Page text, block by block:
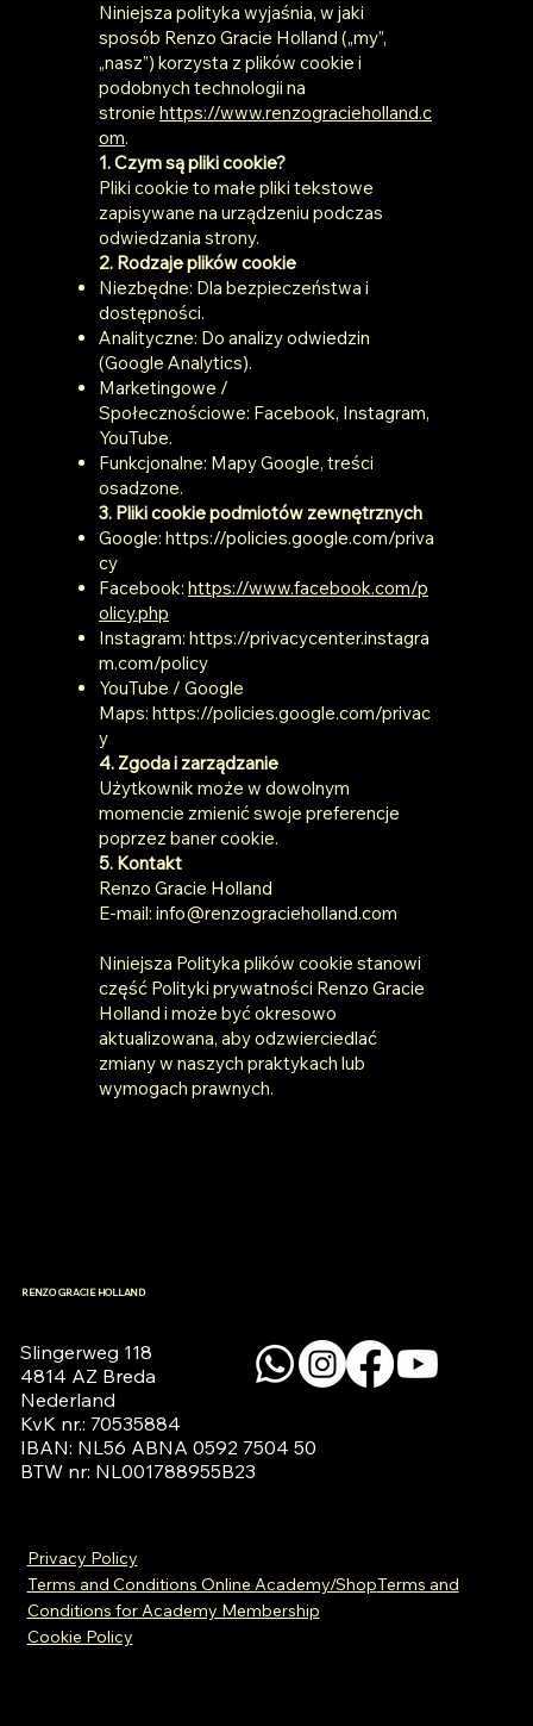
Niniejsza polityka wyjaśnia, w jaki
sposób Renzo Gracie Holland („my”,
„nasz”) korzysta z plików cookie i
podobnych technologii na
stronie https://www.renzogracieholland.c
om.
1. Czym są pliki cookie?
Pliki cookie to małe pliki tekstowe
zapisywane na urządzeniu podczas
odwiedzania strony.
2. Rodzaje plików cookie
Niezbędne: Dla bezpieczeństwa i
dostępności.
Analityczne: Do analizy odwiedzin
(Google Analytics).
Marketingowe /
Społecznościowe: Facebook, Instagram,
YouTube.
Funkcjonalne: Mapy Google, treści
osadzone.
3. Pliki cookie podmiotów zewnętrznych
Google: https://policies.google.com/priva
cy
Facebook: https://www.facebook.com/p
olicy.php
Instagram: https://privacycenter.instagra
m.com/policy
YouTube / Google
Maps: https://policies.google.com/privac
y
4. Zgoda i zarządzanie
Użytkownik może w dowolnym
momencie zmienić swoje preferencje
poprzez baner cookie.
5. Kontakt
Renzo Gracie Holland
E-mail: info@renzogracieholland.com
Niniejsza Polityka plików cookie stanowi
część Polityki prywatności Renzo Gracie
Holland i może być okresowo
aktualizowana, aby odzwierciedlać
zmiany w naszych praktykach lub
wymogach prawnych.
Privacy Policy
Terms and Conditions Online Academy/ShopTerms and
Conditions for Academy Membership
Cookie Policy
RENZO GRACIE HOLLAND
Slingerweg 118
4814 AZ Breda
Nederland
KvK nr.: 70535884
IBAN: NL56 ABNA 0592 7504 50
BTW nr: NL001788955B23